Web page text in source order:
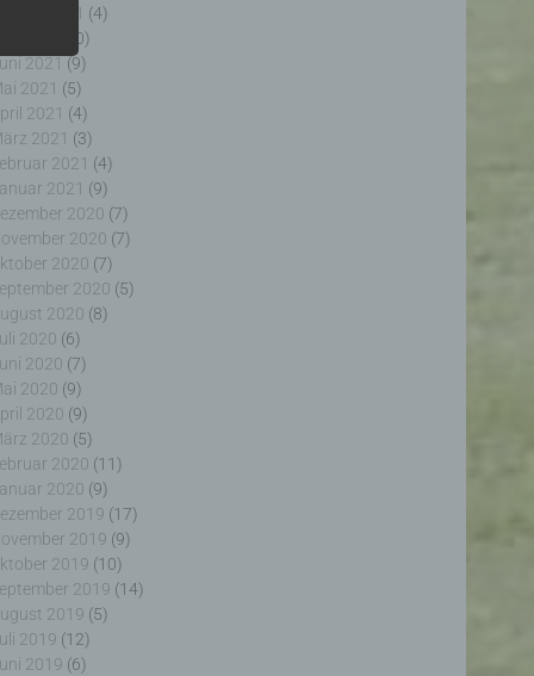
August 2021 (4)
(10)
2021 (9)
2021 (5)
2021 (4)
2021 (3)
2021 (4)
2021 (9)
2020 (7)
2020 (7)
2020 (7)
2020 (5)
2020 (8)
2020 (6)
2020 (7)
2020 (9)
2020 (9)
2020 (5)
2020 (11)
2020 (9)
2019 (17)
2019 (9)
2019 (10)
2019 (14)
2019 (5)
2019 (12)
2019 (6)
der
das